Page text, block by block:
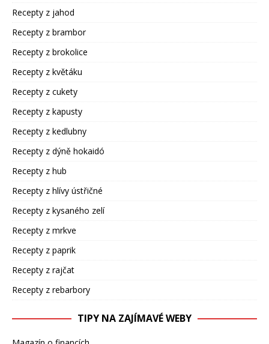
Recepty z jahod
Recepty z brambor
Recepty z brokolice
Recepty z květáku
Recepty z cukety
Recepty z kapusty
Recepty z kedlubny
Recepty z dýně hokaidó
Recepty z hub
Recepty z hlívy ústřičné
Recepty z kysaného zelí
Recepty z mrkve
Recepty z paprik
Recepty z rajčat
Recepty z rebarbory
TIPY NA ZAJÍMAVÉ WEBY